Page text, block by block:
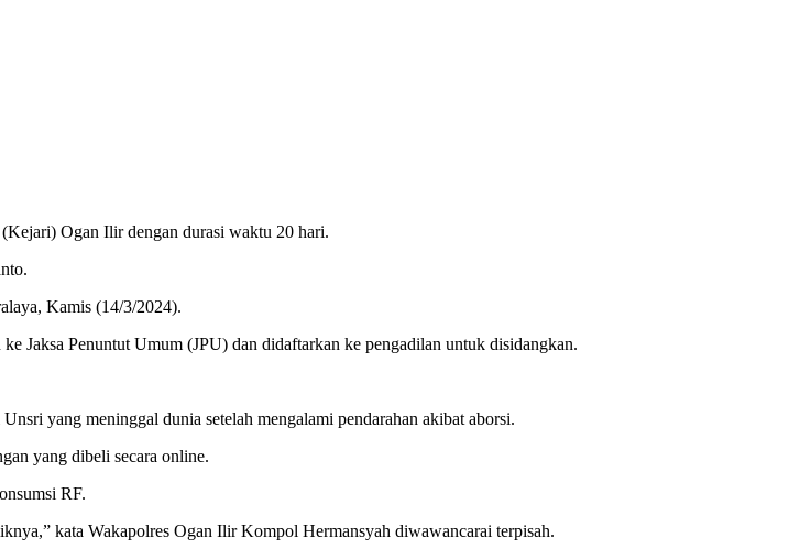
Ogan Ilir dengan durasi waktu 20 hari.
Kamis (14/3/2024).
Jaksa Penuntut Umum (JPU) dan didaftarkan ke pengadilan untuk disidangkan.
yang meninggal dunia setelah mengalami pendarahan akibat aborsi.
yang dibeli secara online.
RF.
kata Wakapolres Ogan Ilir Kompol Hermansyah diwawancarai terpisah.